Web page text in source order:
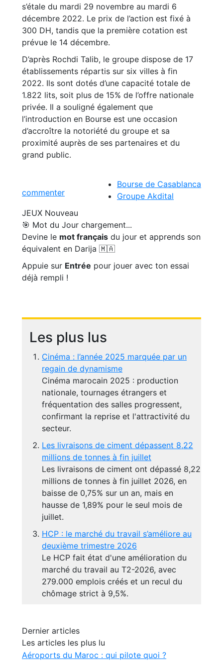
s’étale du mardi 29 novembre au mardi 6
décembre 2022. Le prix de l’action est fixé à
300 DH, tandis que la première cotation est
prévue le 14 décembre.
D’après Rochdi Talib, le groupe dispose de 17
établissements répartis sur six villes à fin
2022. Ils sont dotés d’une capacité totale de
1.822 lits, soit plus de 15% de l’offre nationale
privée. Il a souligné également que
l’introduction en Bourse est une occasion
d’accroître la notoriété du groupe et sa
proximité auprès de ses partenaires et du
grand public.
commenter
Bourse de Casablanca
Groupe Akdital
JEUX Nouveau
🎯 Mot du Jour chargement...
Devine le mot français du jour et apprends son
équivalent en Darija 🇲🇦
Appuie sur Entrée pour jouer avec ton essai
déjà rempli !
Les plus lus
Cinéma : l’année 2025 marquée par un
regain de dynamisme
Cinéma marocain 2025 : production
nationale, tournages étrangers et
fréquentation des salles progressent,
confirmant la reprise et l'attractivité du
secteur.
Les livraisons de ciment dépassent 8,22
millions de tonnes à fin juillet
Les livraisons de ciment ont dépassé 8,22
millions de tonnes à fin juillet 2026, en
baisse de 0,75% sur un an, mais en
hausse de 1,89% pour le seul mois de
juillet.
HCP : le marché du travail s’améliore au
deuxième trimestre 2026
Le HCP fait état d'une amélioration du
marché du travail au T2-2026, avec
279.000 emplois créés et un recul du
chômage strict à 9,5%.
Dernier articles
Les articles les plus lu
Aéroports du Maroc : qui pilote quoi ?